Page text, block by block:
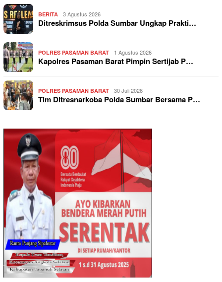
BERITA 3 Agustus 2026
Ditreskrimsus Polda Sumbar Ungkap Prakti…
POLRES PASAMAN BARAT 1 Agustus 2026
Kapolres Pasaman Barat Pimpin Sertijab P…
POLRES PASAMAN BARAT 30 Juli 2026
Tim Ditresnarkoba Polda Sumbar Bersama P…